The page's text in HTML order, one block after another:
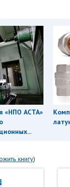
«НПО АСТА»
книгу)